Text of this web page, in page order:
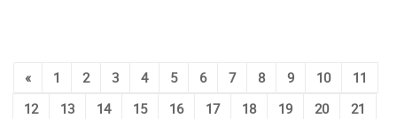
« 1 2 3 4 5 6 7 8 9 10
11
12
13 14 15 16 17 18 19 20
21